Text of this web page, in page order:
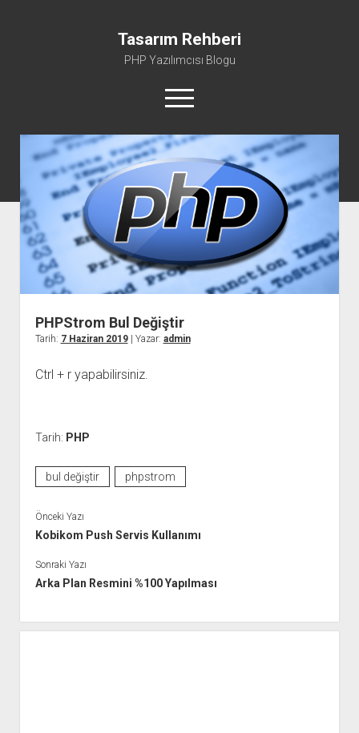
Tasarım Rehberi
PHP Yazılımcısı Blogu
menüyü
aç
Gizlilik Politikası
Hakkımda
PHPStrom Bul Değiştir
Tarih: 7 Haziran 2019| Yazar: admin
Ctrl + r yapabilirsiniz.
Tarih: PHP
bul değiştir phpstrom
Önceki Yazı
Kobikom Push Servis Kullanımı
Sonraki Yazı
Arka Plan Resmini %100 Yapılması